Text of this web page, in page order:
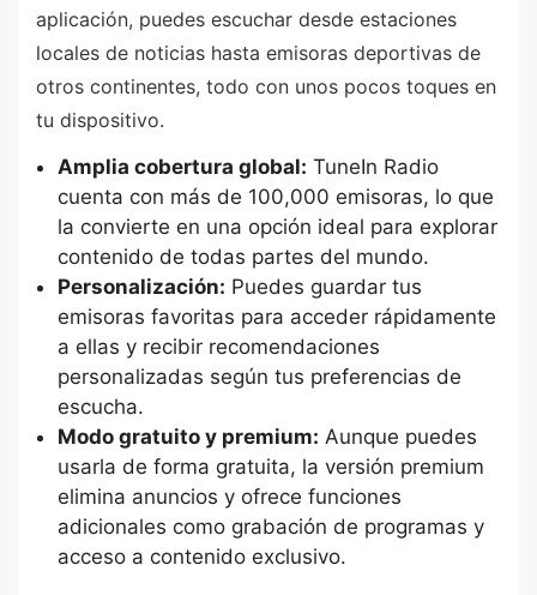
aplicación, puedes escuchar desde estaciones
locales de noticias hasta emisoras deportivas de
otros continentes, todo con unos pocos toques en
tu dispositivo.
Amplia cobertura global: TuneIn Radio
cuenta con más de 100,000 emisoras, lo que
la convierte en una opción ideal para explorar
contenido de todas partes del mundo.
Personalización: Puedes guardar tus
emisoras favoritas para acceder rápidamente
a ellas y recibir recomendaciones
personalizadas según tus preferencias de
escucha.
Modo gratuito y premium: Aunque puedes
usarla de forma gratuita, la versión premium
elimina anuncios y ofrece funciones
adicionales como grabación de programas y
acceso a contenido exclusivo.